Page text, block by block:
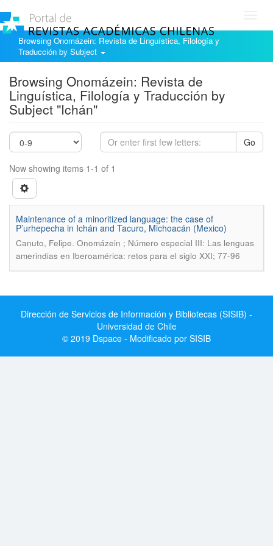
Browsing Onomázein: Revista de Linguística, Filología y
Traducción by Subject
Browsing Onomázein: Revista de
Linguística, Filología y Traducción by
Subject "Ichán"
Go
Now showing items 1-1 of 1
Maintenance of a minoritized language: the case of
P’urhepecha in Ichán and Tacuro, Michoacán (Mexico)
Canuto, Felipe. Onomázein ; Número especial III: Las lenguas
amerindias en Iberoamérica: retos para el siglo XXI; 77-96
Dirección de Servicios de Información y Bibliotecas (SISIB) -
Universidad de Chile
© 2019 Dspace - Modificado por SISIB